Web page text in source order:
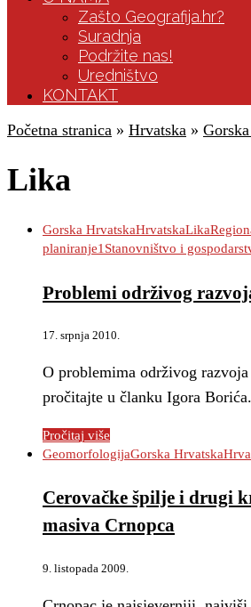
Zašto Geografija.hr?
Suradnja
Podržite nas!
Uredništvo
KONTAKT
Početna stranica » Hrvatska »
Lika
Gorska HrvatskaHrvatskaLika
planiranje1Stanovništvo i
Problemi održivog
17. srpnja 2010.
O problemima održivog
pročitajte u članku Igora Borića.
Pročitaj više
GeomorfologijaGorska Hrvatska
Cerovačke špilje i drugi
masiva Crnopca
9. listopada 2009.